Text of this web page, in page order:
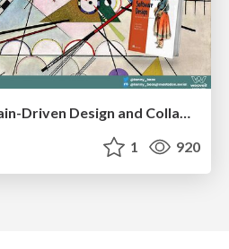
1 920